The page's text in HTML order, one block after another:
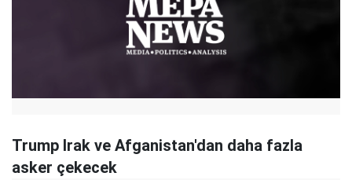
Trump Irak ve Afganistan'dan daha fazla
asker çekecek